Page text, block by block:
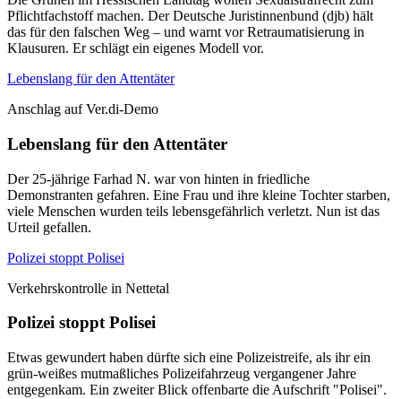
Pflichtfachstoff machen. Der Deutsche Juristinnenbund (djb) hält
das für den falschen Weg – und warnt vor Retraumatisierung in
Klausuren. Er schlägt ein eigenes Modell vor.
Lebenslang für den Attentäter
Anschlag auf Ver.di-Demo
Lebenslang für den Attentäter
Der 25-jährige Farhad N. war von hinten in friedliche
Demonstranten gefahren. Eine Frau und ihre kleine Tochter starben,
viele Menschen wurden teils lebensgefährlich verletzt. Nun ist das
Urteil gefallen.
Polizei stoppt Polisei
Verkehrskontrolle in Nettetal
Polizei stoppt Polisei
Etwas gewundert haben dürfte sich eine Polizeistreife, als ihr ein
grün-weißes mutmaßliches Polizeifahrzeug vergangener Jahre
entgegenkam. Ein zweiter Blick offenbarte die Aufschrift "Polisei".